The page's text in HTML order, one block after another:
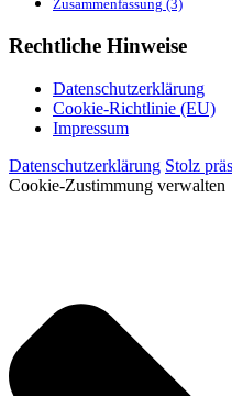
Zusammenfassung (3)
Rechtliche Hinweise
Datenschutzerklärung
Cookie-Richtlinie (EU)
Impressum
Datenschutzerklärung Stolz
Cookie-Zustimmung verwalten